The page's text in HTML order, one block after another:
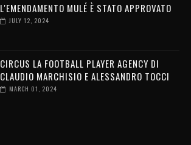
L'EMENDAMENTO MULÉ È STATO APPROVATO
JULY 12, 2024
CIRCUS LA FOOTBALL PLAYER AGENCY DI
CLAUDIO MARCHISIO E ALESSANDRO TOCCI
MARCH 01, 2024